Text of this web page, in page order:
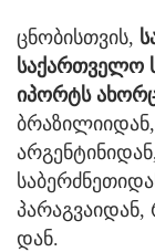
ცნობისთვის,
საქართველო
იპორტს
პარაგვაიდან,
დან.